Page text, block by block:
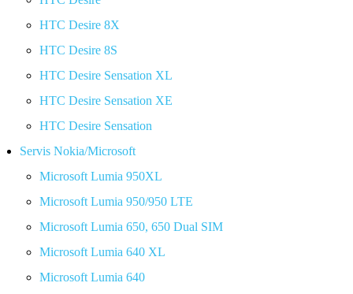
HTC Desire 8X
HTC Desire 8S
HTC Desire Sensation XL
HTC Desire Sensation XE
HTC Desire Sensation
Servis Nokia/Microsoft
Microsoft Lumia 950XL
Microsoft Lumia 950/950 LTE
Microsoft Lumia 650, 650 Dual SIM
Microsoft Lumia 640 XL
Microsoft Lumia 640